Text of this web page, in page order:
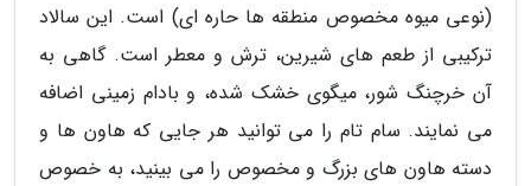
(نوعی میوه مخصوص منطقه ها حاره ای) است. این سالاد
ترکیبی از طعم های شیرین، ترش و معطر است. گاهی به
آن خرچنگ شور، میگوی خشک شده، و بادام زمینی اضافه
می نمایند. سام تام را می توانید هر جایی که هاون ها و
دسته هاون های بزرگ و مخصوص را می بینید، به خصوص